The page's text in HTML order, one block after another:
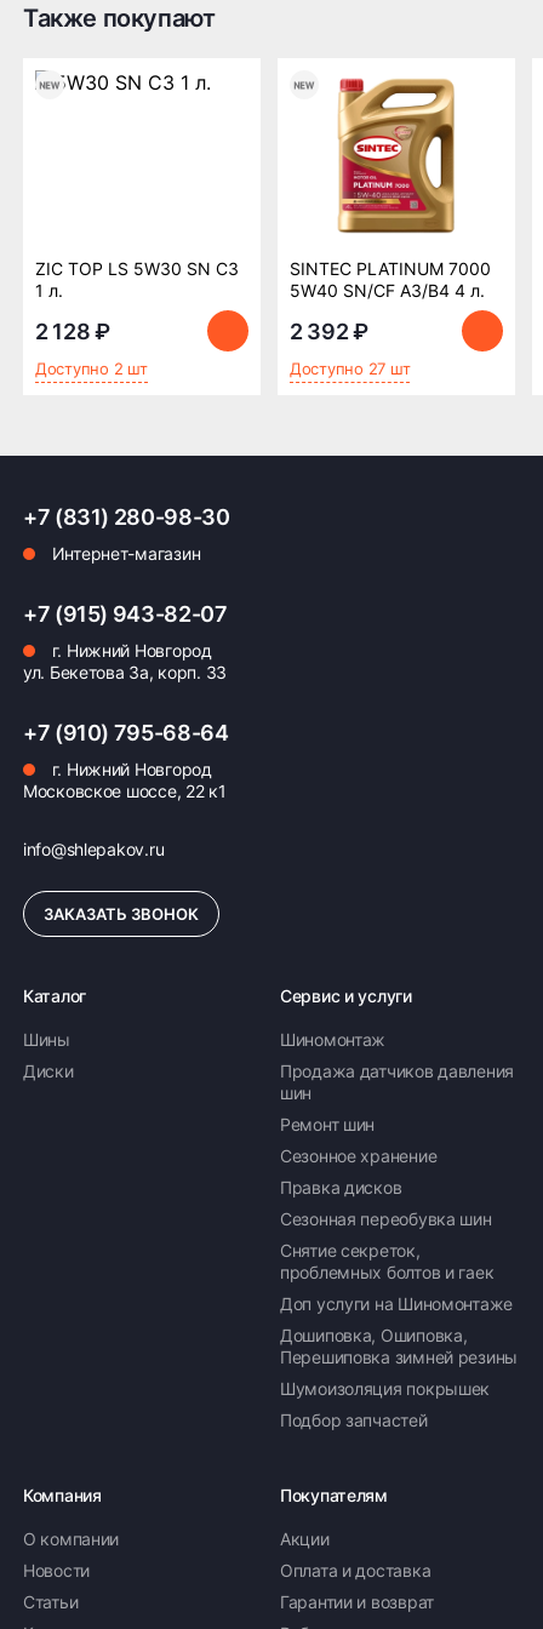
Оплата заказа
Возможна картой, наличными при получении,
также доступно оформление кредита и
формирование счёта для Юр.Лица
Также покупают
ZIC TOP LS 5W30 SN C3
1 л.
2 128 ₽
Доступно 2 шт
SINTEC PLATINUM 7000
5W40 SN/CF A3/B4 4 л.
2 392 ₽
Доступно 27 шт
+7 (831) 280-98-30
Интернет-магазин
+7 (915) 943-82-07
г. Нижний Новгород
ул. Бекетова 3а, корп. 33
+7 (910) 795-68-64
г. Нижний Новгород
Московское шоссе, 22 к1
info@shlepakov.ru
ЗАКАЗАТЬ ЗВОНОК
Каталог
Шины
Диски
Сервис и услуги
Шиномонтаж
Продажа датчиков давления
шин
Ремонт шин
Сезонное хранение
Правка дисков
Сезонная переобувка шин
Снятие секреток,
проблемных болтов и гаек
Доп услуги на Шиномонтаже
Дошиповка, Ошиповка,
Перешиповка зимней резины
Шумоизоляция покрышек
Подбор запчастей
Компания
О компании
Новости
Статьи
Покупателям
Акции
Оплата и доставка
Гарантии и возврат